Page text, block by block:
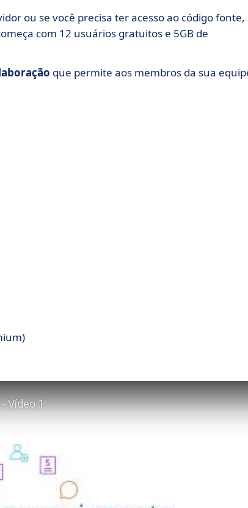
ou se você precisa ter acesso ao código fonte,
com 12 usuários gratuitos e 5GB de
que permite aos membros da sua